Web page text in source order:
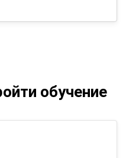
обучение